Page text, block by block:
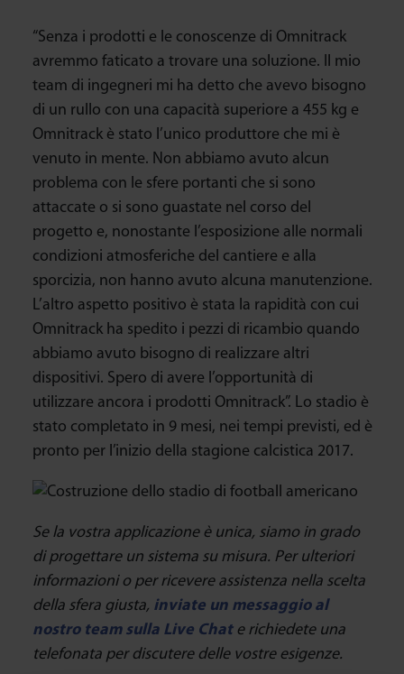
“Senza i prodotti e le conoscenze di Omnitrack
avremmo faticato a trovare una soluzione. Il mio
team di ingegneri mi ha detto che avevo bisogno
di un rullo con una capacità superiore a 455 kg e
Omnitrack è stato l’unico produttore che mi è
venuto in mente. Non abbiamo avuto alcun
problema con le sfere portanti che si sono
attaccate o si sono guastate nel corso del
progetto e, nonostante l’esposizione alle normali
condizioni atmosferiche del cantiere e alla
sporcizia, non hanno avuto alcuna manutenzione.
L’altro aspetto positivo è stata la rapidità con cui
Omnitrack ha spedito i pezzi di ricambio quando
abbiamo avuto bisogno di realizzare altri
dispositivi. Spero di avere l’opportunità di
utilizzare ancora i prodotti Omnitrack”. Lo stadio è
stato completato in 9 mesi, nei tempi previsti, ed è
pronto per l’inizio della stagione calcistica 2017.
Se la vostra applicazione è unica, siamo in grado
di progettare un sistema su misura. Per ulteriori
informazioni o per ricevere assistenza nella scelta
della sfera giusta, inviate un messaggio al
nostro team sulla Live Chate richiedete una
telefonata per discutere delle vostre esigenze.